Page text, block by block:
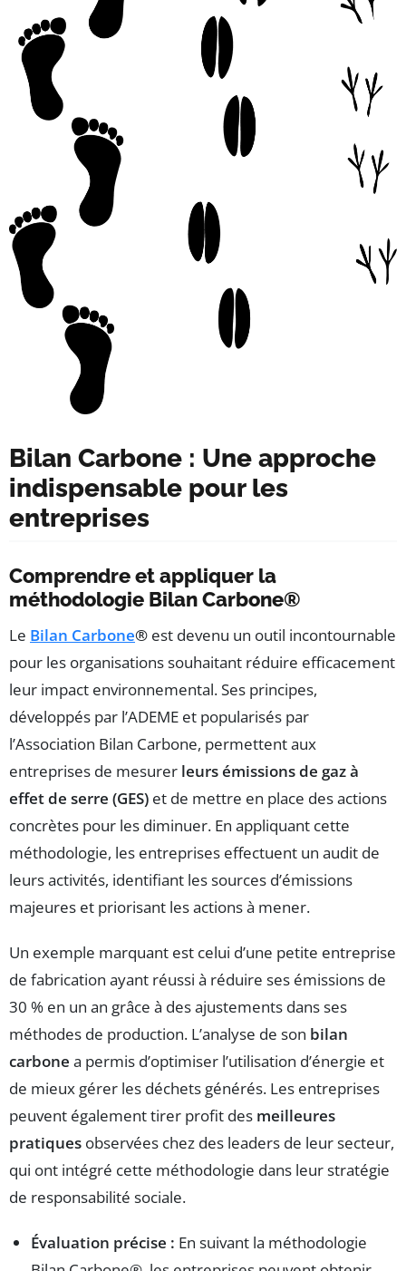
Bilan Carbone : Une approche
indispensable pour les
entreprises
Comprendre et appliquer la
méthodologie Bilan Carbone®
Le Bilan Carbone® est devenu un outil incontournable
pour les organisations souhaitant réduire efficacement
leur impact environnemental. Ses principes,
développés par l’ADEME et popularisés par
l’Association Bilan Carbone, permettent aux
entreprises de mesurer leurs émissions de gaz à
effet de serre (GES) et de mettre en place des actions
concrètes pour les diminuer. En appliquant cette
méthodologie, les entreprises effectuent un audit de
leurs activités, identifiant les sources d’émissions
majeures et priorisant les actions à mener.
Un exemple marquant est celui d’une petite entreprise
de fabrication ayant réussi à réduire ses émissions de
30 % en un an grâce à des ajustements dans ses
méthodes de production. L’analyse de son bilan
carbone a permis d’optimiser l’utilisation d’énergie et
de mieux gérer les déchets générés. Les entreprises
peuvent également tirer profit des meilleures
pratiques observées chez des leaders de leur secteur,
qui ont intégré cette méthodologie dans leur stratégie
de responsabilité sociale.
Évaluation précise : En suivant la méthodologie